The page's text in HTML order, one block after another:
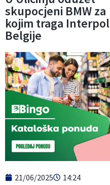
skupocjeni BMW za
kojim traga Interpol
Belgije
21/06/2025 14:24